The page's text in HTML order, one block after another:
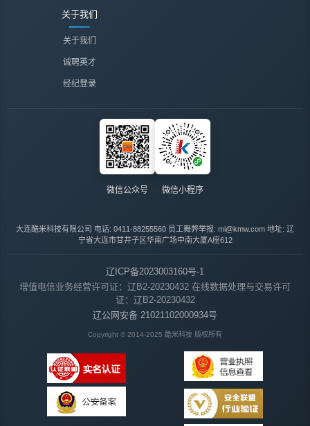
关于我们
关于我们
诚聘英才
经纪登录
微信公众号 微信小程序
大连酷米科技有限公司 电话: 0411-88255560 员工舞弊举报: mi@kmw.com 地址: 辽
宁省大连市甘井子区华南广场中南大厦A座612
辽ICP备2023003160号-1
增值电信业务经营许可证：辽B2-20230432 在线数据处理与交易许可
证：辽B2-20230432
辽公网安备 21021102000934号
Copyright © 2014-2025 酷米科技 版权所有